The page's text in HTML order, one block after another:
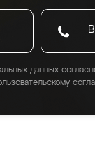
данных